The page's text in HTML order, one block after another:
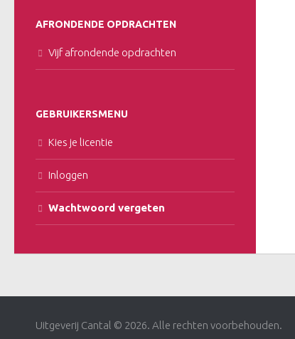
AFRONDENDE OPDRACHTEN
Vijf afrondende opdrachten
GEBRUIKERSMENU
Kies je licentie
Inloggen
Wachtwoord vergeten
Uitgeverij Cantal © 2026. Alle rechten voorbehouden.